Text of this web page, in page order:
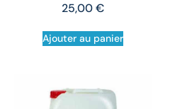
25,00€
Ajouter au panier